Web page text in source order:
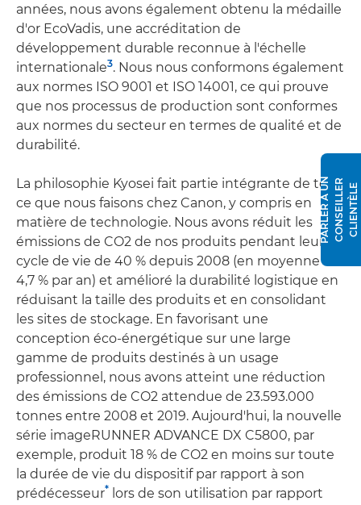
années, nous avons également obtenu la médaille
d'or EcoVadis, une accréditation de
développement durable reconnue à l'échelle
internationale3. Nous nous conformons également
aux normes ISO 9001 et ISO 14001, ce qui prouve
que nos processus de production sont conformes
aux normes du secteur en termes de qualité et de
durabilité.
La philosophie Kyosei fait partie intégrante de tout
ce que nous faisons chez Canon, y compris en
matière de technologie. Nous avons réduit les
émissions de CO2 de nos produits pendant leur
cycle de vie de 40 % depuis 2008 (en moyenne
4,7 % par an) et amélioré la durabilité logistique en
réduisant la taille des produits et en consolidant
les sites de stockage. En favorisant une
conception éco-énergétique sur une large
gamme de produits destinés à un usage
professionnel, nous avons atteint une réduction
des émissions de CO2 attendue de 23.593.000
tonnes entre 2008 et 2019. Aujourd'hui, la nouvelle
série imageRUNNER ADVANCE DX C5800, par
exemple, produit 18 % de CO2 en moins sur toute
la durée de vie du dispositif par rapport à son
prédécesseur* lors de son utilisation par rapport
P
A
R
L
E
R
À U
N
C
O
N
S
E
I
L
L
E
R
C
L
I
E
N
T
È
L E